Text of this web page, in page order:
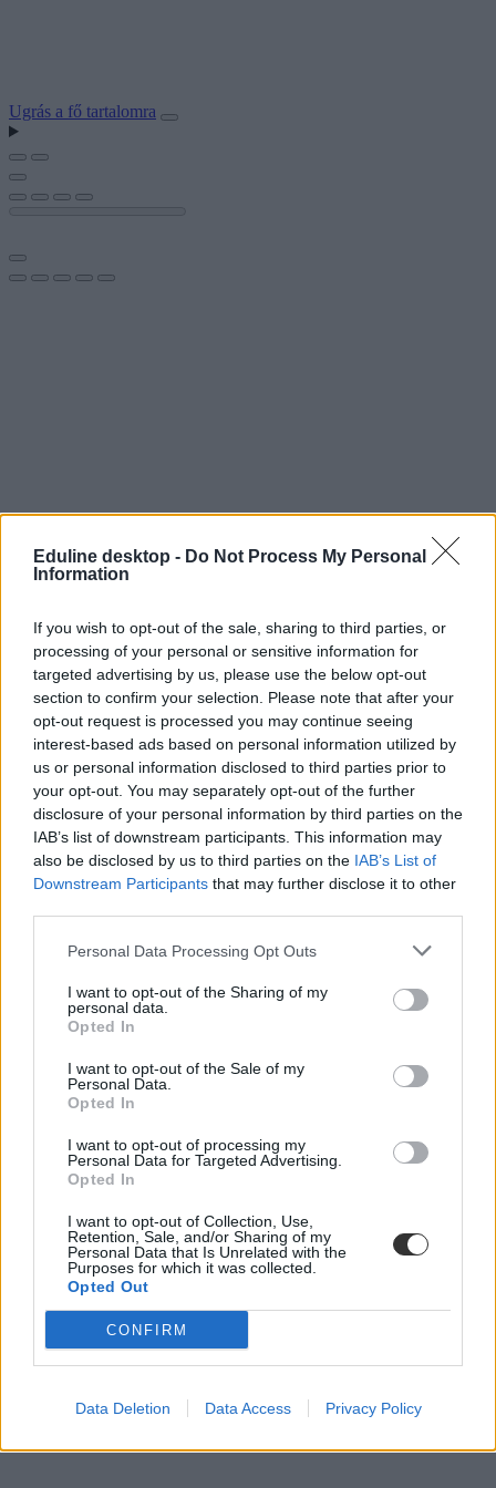
Eduline desktop - Do Not Process My Personal
Information
If you wish to opt-out of the sale, sharing to third parties, or
processing of your personal or sensitive information for
targeted advertising by us, please use the below opt-out
section to confirm your selection. Please note that after your
opt-out request is processed you may continue seeing
interest-based ads based on personal information utilized by
us or personal information disclosed to third parties prior to
your opt-out. You may separately opt-out of the further
disclosure of your personal information by third parties on the
IAB’s list of downstream participants. This information may
also be disclosed by us to third parties on the IAB’s List of
Downstream Participants that may further disclose it to other
Personal Data Processing Opt Outs
I want to opt-out of the Sharing of my
personal data.
Opted In
I want to opt-out of the Sale of my
Personal Data.
Opted In
I want to opt-out of processing my
Personal Data for Targeted Advertising.
Opted In
I want to opt-out of Collection, Use,
Retention, Sale, and/or Sharing of my
Personal Data that Is Unrelated with the
Purposes for which it was collected.
Opted Out
CONFIRM
Data Deletion Data Access Privacy Policy
Ugrás a fő tartalomra
#középiskolai felvételi szóbeli
2022
Középiskolai felvételi: itt vannak az újabb szóbeli
ponthatárok
felvételi behívási ponthatárát. Ez fontos lehet, több középiskola
ugyanis nem minden jelentkezőt hív be elbeszélgetésre.
Szabó Fruzsina
Hány ponttól hívják be a felvételizőket az Apáczai, a
Az elmúlt két-három napban több gimnázium is közzétette a szóbeli
felvételi behívási ponthatárait - ezeket mutatjuk nektek.
Közoktatás
Szabó Fruzsina